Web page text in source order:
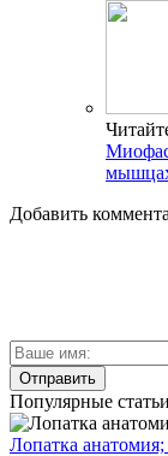
Добавить
Популярные статьи
Лопатка